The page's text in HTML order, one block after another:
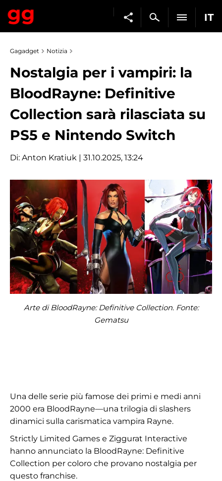
IT
Gagadget Notizia
Nostalgia per i vampiri: la
BloodRayne: Definitive
Collection sarà rilasciata su
PS5 e Nintendo Switch
Di: Anton Kratiuk | 31.10.2025, 13:24
Arte di BloodRayne: Definitive Collection. Fonte:
Gematsu
Una delle serie più famose dei primi e medi anni
2000 era BloodRayne—una trilogia di slashers
dinamici sulla carismatica vampira Rayne.
Strictly Limited Games e Ziggurat Interactive
hanno annunciato la BloodRayne: Definitive
Collection per coloro che provano nostalgia per
questo franchise.